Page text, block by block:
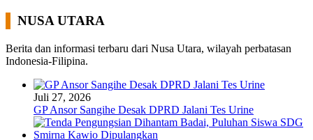
NUSA UTARA
Berita dan informasi terbaru dari Nusa Utara, wilayah perbatasan
Indonesia-Filipina.
Juli 27, 2026
GP Ansor Sangihe Desak DPRD Jalani Tes Urine